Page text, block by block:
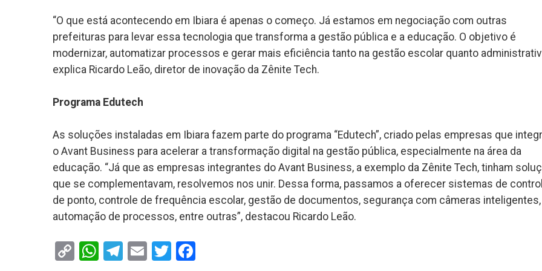
“O que está acontecendo em Ibiara é apenas o começo. Já estamos em negociação com outras
prefeituras para levar essa tecnologia que transforma a gestão pública e a educação. O objetivo é
modernizar, automatizar processos e gerar mais eficiência tanto na gestão escolar quanto
explica Ricardo Leão, diretor de inovação da Zênite Tech.
Programa Edutech
As soluções instaladas em Ibiara fazem parte do programa “Edutech”, criado pelas empresas que
o Avant Business para acelerar a transformação digital na gestão pública, especialmente na área da
educação. “Já que as empresas integrantes do Avant Business, a exemplo da Zênite Tech, tinham
que se complementavam, resolvemos nos unir. Dessa forma, passamos a oferecer sistemas de
de ponto, controle de frequência escolar, gestão de documentos, segurança com câmeras inteligentes,
automação de processos, entre outras”, destacou Ricardo Leão.
CopyWhatsApp
Telegram
EmailTwitter